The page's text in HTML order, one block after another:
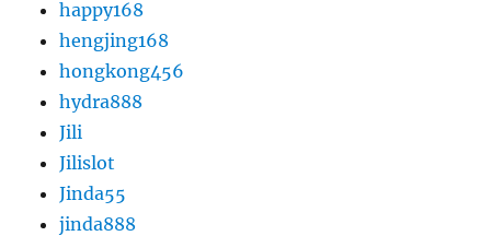
happy168
hengjing168
hongkong456
hydra888
Jili
Jilislot
Jinda55
jinda888